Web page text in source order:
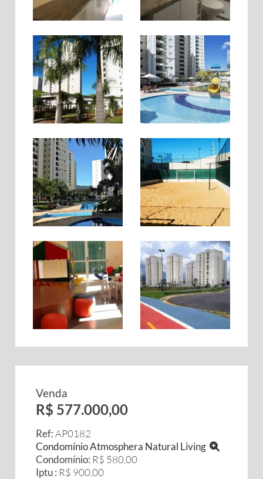
Venda
R$ 577.000,00
Ref:AP0182
Condomínio Atmosphera Natural Living
Condomínio: R$ 580,00
Iptu : R$ 900,00